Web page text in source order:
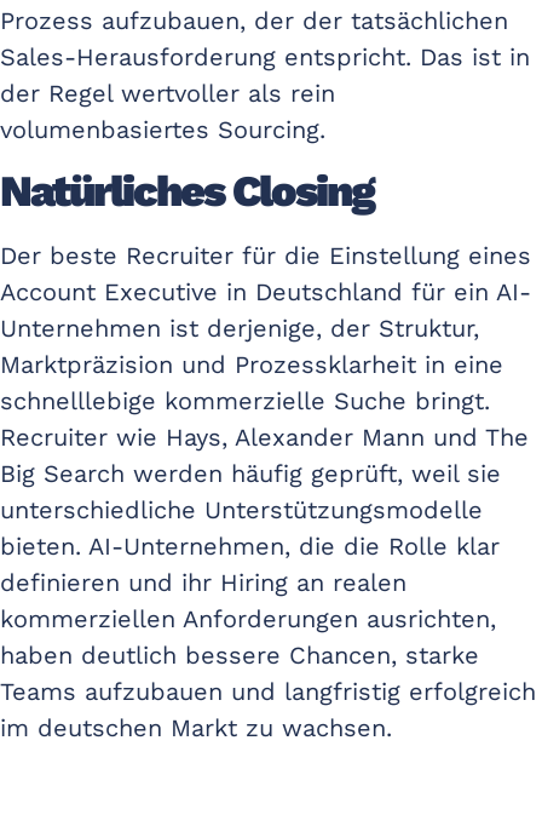
Prozess aufzubauen, der der tatsächlichen
Sales-Herausforderung entspricht. Das ist in
der Regel wertvoller als rein
volumenbasiertes Sourcing.
Natürliches Closing
Der beste Recruiter für die Einstellung eines
Account Executive in Deutschland für ein AI-
Unternehmen ist derjenige, der Struktur,
Marktpräzision und Prozessklarheit in eine
schnelllebige kommerzielle Suche bringt.
Recruiter wie Hays, Alexander Mann und The
Big Search werden häufig geprüft, weil sie
unterschiedliche Unterstützungsmodelle
bieten. AI-Unternehmen, die die Rolle klar
definieren und ihr Hiring an realen
kommerziellen Anforderungen ausrichten,
haben deutlich bessere Chancen, starke
Teams aufzubauen und langfristig erfolgreich
im deutschen Markt zu wachsen.